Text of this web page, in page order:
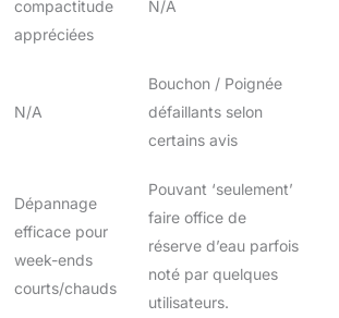
STATION DE LAVAGE
MULTIFONCTION: Bien
douche ! Son design
robuste et étanche en
rinçage parfaite. Enlevez
planche de surf, la boue
de votre VTT, ou utilisez-
la comme douche de
jardin pratique. Tadomoe
offre une garantie de 12
mois pour des aventures
compactitude
appréciées
N/A
N/A
Bouchon / Poignée
défaillants selon
certains avis
Dépannage
efficace pour
week-ends
courts/chauds
Pouvant ‘seulement’
faire office de
réserve d’eau parfois
noté par quelques
utilisateurs.